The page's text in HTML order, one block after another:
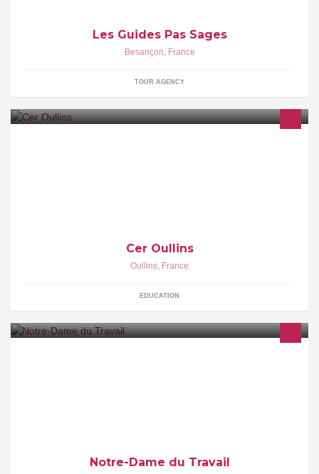
Les Guides Pas Sages
Besançon, France
TOUR AGENCY
Cer Oullins
Oullins, France
EDUCATION
Notre-Dame du Travail